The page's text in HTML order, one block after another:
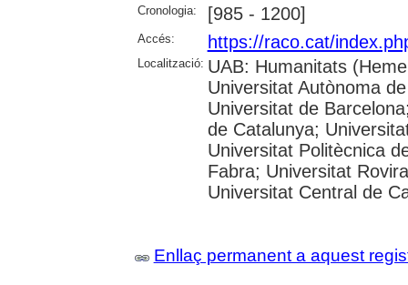
Cronologia: [985 - 1200]
Accés: https://raco.cat/
Localització: UAB: Humanitats
Universitat Autònoma
Universitat de
de Catalunya;
Universitat Politècnica
Fabra; Universitat
Universitat Central de
Enllaç permanent a aquest